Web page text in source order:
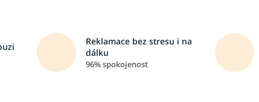
Reklamace bez stresu i na
dálku
96% spokojenost